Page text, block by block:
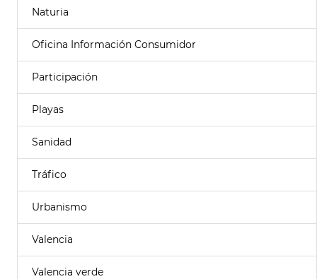
Naturia
Oficina Información Consumidor
Participación
Playas
Sanidad
Tráfico
Urbanismo
Valencia
Valencia verde